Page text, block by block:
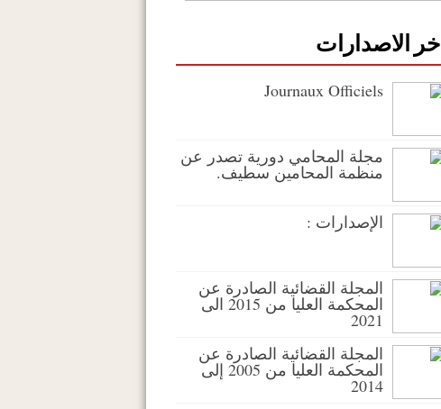
اخر الاصدارات
Journaux Officiels
مجلة المحامي دورية تصدر عن
منظمة المحامين سطيف.
الإصدارات :
المجلة القضائية الصادرة عن
المحكمة العليا من 2015 الى
2021
المجلة القضائية الصادرة عن
المحكمة العليا من 2005 إلى
2014